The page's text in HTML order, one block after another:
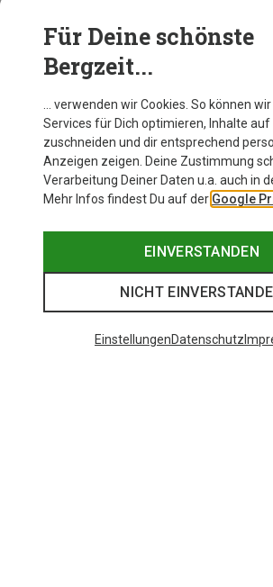
Damen Mauria Evo GTX Schuhe
296,95 €
37.5 38
Meindl
Damen
299,95 €
Für Deine schönste
Bergzeit...
… verwenden wir Cookies. So können
Services für Dich optimieren, Inhalte auf
zuschneiden und dir entsprechend
Anzeigen zeigen. Deine Zustimmung
Verarbeitung Deiner Daten u.a. auch in
Mehr Infos findest Du auf der Google
EINVERSTANDEN
NICHT
EinstellungenDatenschutz